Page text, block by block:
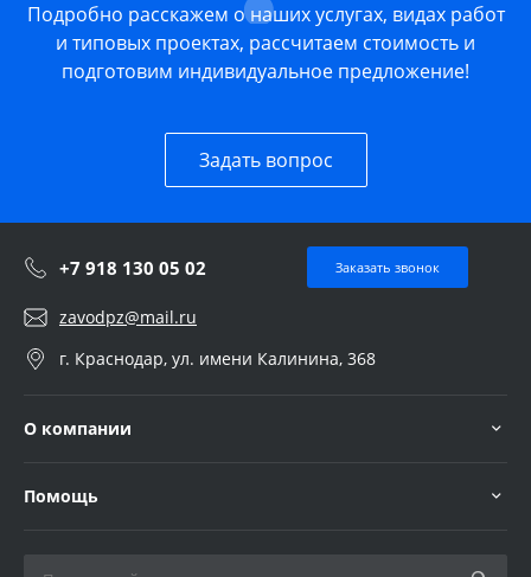
Подробно расскажем о наших услугах, видах работ
и типовых проектах, рассчитаем стоимость и
подготовим индивидуальное предложение!
Задать вопрос
+7 918 130 05 02 Заказать звонок
zavodpz@mail.ru
г. Краснодар, ул. имени Калинина, 368
О компании
Помощь